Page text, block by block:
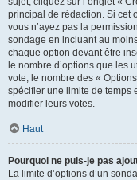
principal de rédaction. Si cet
vous n’ayez pas la
sondage en incluant au
chaque option devant être
le nombre d’options que les
vote, le nombre des «
spécifier une limite de temps
modifier leurs votes.
Haut
Pourquoi ne puis-je pas
La limite d’options d’un